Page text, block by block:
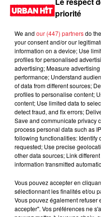
priorité
We and our (447) partnersdo
your consent and/or our
information on a device; Use
profiles for personalised
advertising; Measure
performance; Understand
of data from different sources;
profiles to personalise content;
content; Use limited data to
detect fraud, and fix errors;
Save and communicate privacy
process personal data such as
following functionalities: Identify
requested; Use precise
other data sources; Link
information transmitted
Vous pouvez accepter en
sélectionnant les finalités et/ou
Vous pouvez également
accepter". Vos préférences ne